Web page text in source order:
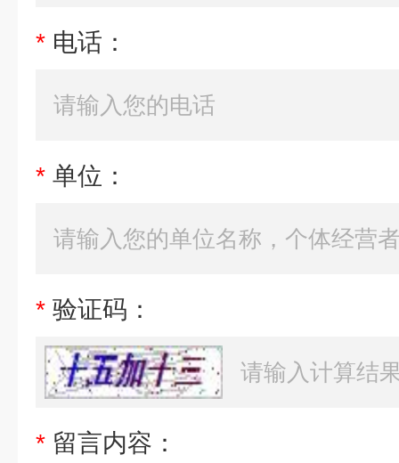
* 电话：
* 单位：
* 验证码：
* 留言内容：